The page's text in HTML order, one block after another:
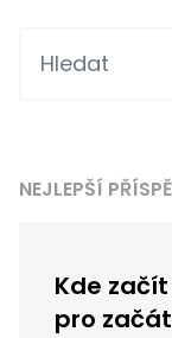
NEJLEPŠÍ
Kde
pro